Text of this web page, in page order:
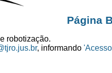
Página
robotização.
, informando